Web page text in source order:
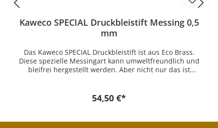
Kaweco SPECIAL Druckbleistift Messing 0,5
mm
Das Kaweco SPECIAL Druckbleistift ist aus Eco Brass.
Diese spezielle Messingart kann umweltfreundlich und
bleifrei hergestellt werden. Aber nicht nur das ist
Herstellern gebaut und verwendet. Die beliebtesten
Bleistifte sind 0,7 mm. Optisch ist der SPECIAL
und eleganten Form scheint der Bleistift durch das
54,50 €*